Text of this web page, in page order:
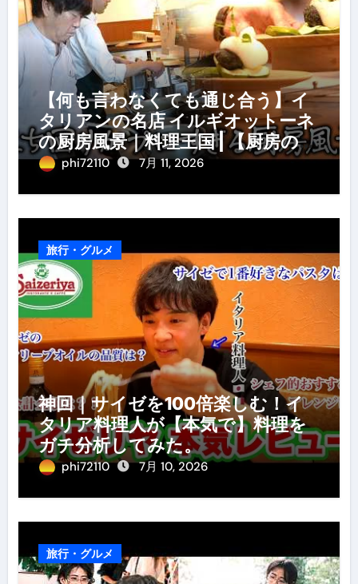
【何も言わなくても通じ合う】イ
タリアンの名店 イルギオットーネ
の厨房風景｜料理王国 | 【厨房の世
界】【イタリアン】【営業風景】
phi72110 7月 11, 2026
旅行・グルメ
神回｜サイゼを100倍楽しむ！イ
タリア料理人が【本気で】料理を
ガチ分析してみた。
phi72110 7月 10, 2026
旅行・グルメ